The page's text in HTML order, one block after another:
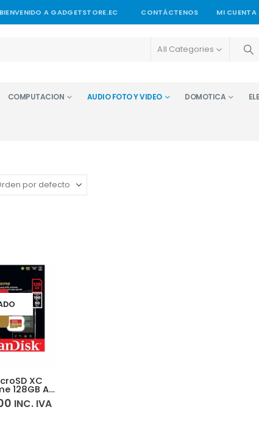
BIENVENIDO A GADGETSTORE.EC CONTÁCTENOS MI CUENTA
All Categories
COMPUTACION AUDIO FOTO Y VIDEO DOMOTICA
XC
128GB A2
V30INC. IVA